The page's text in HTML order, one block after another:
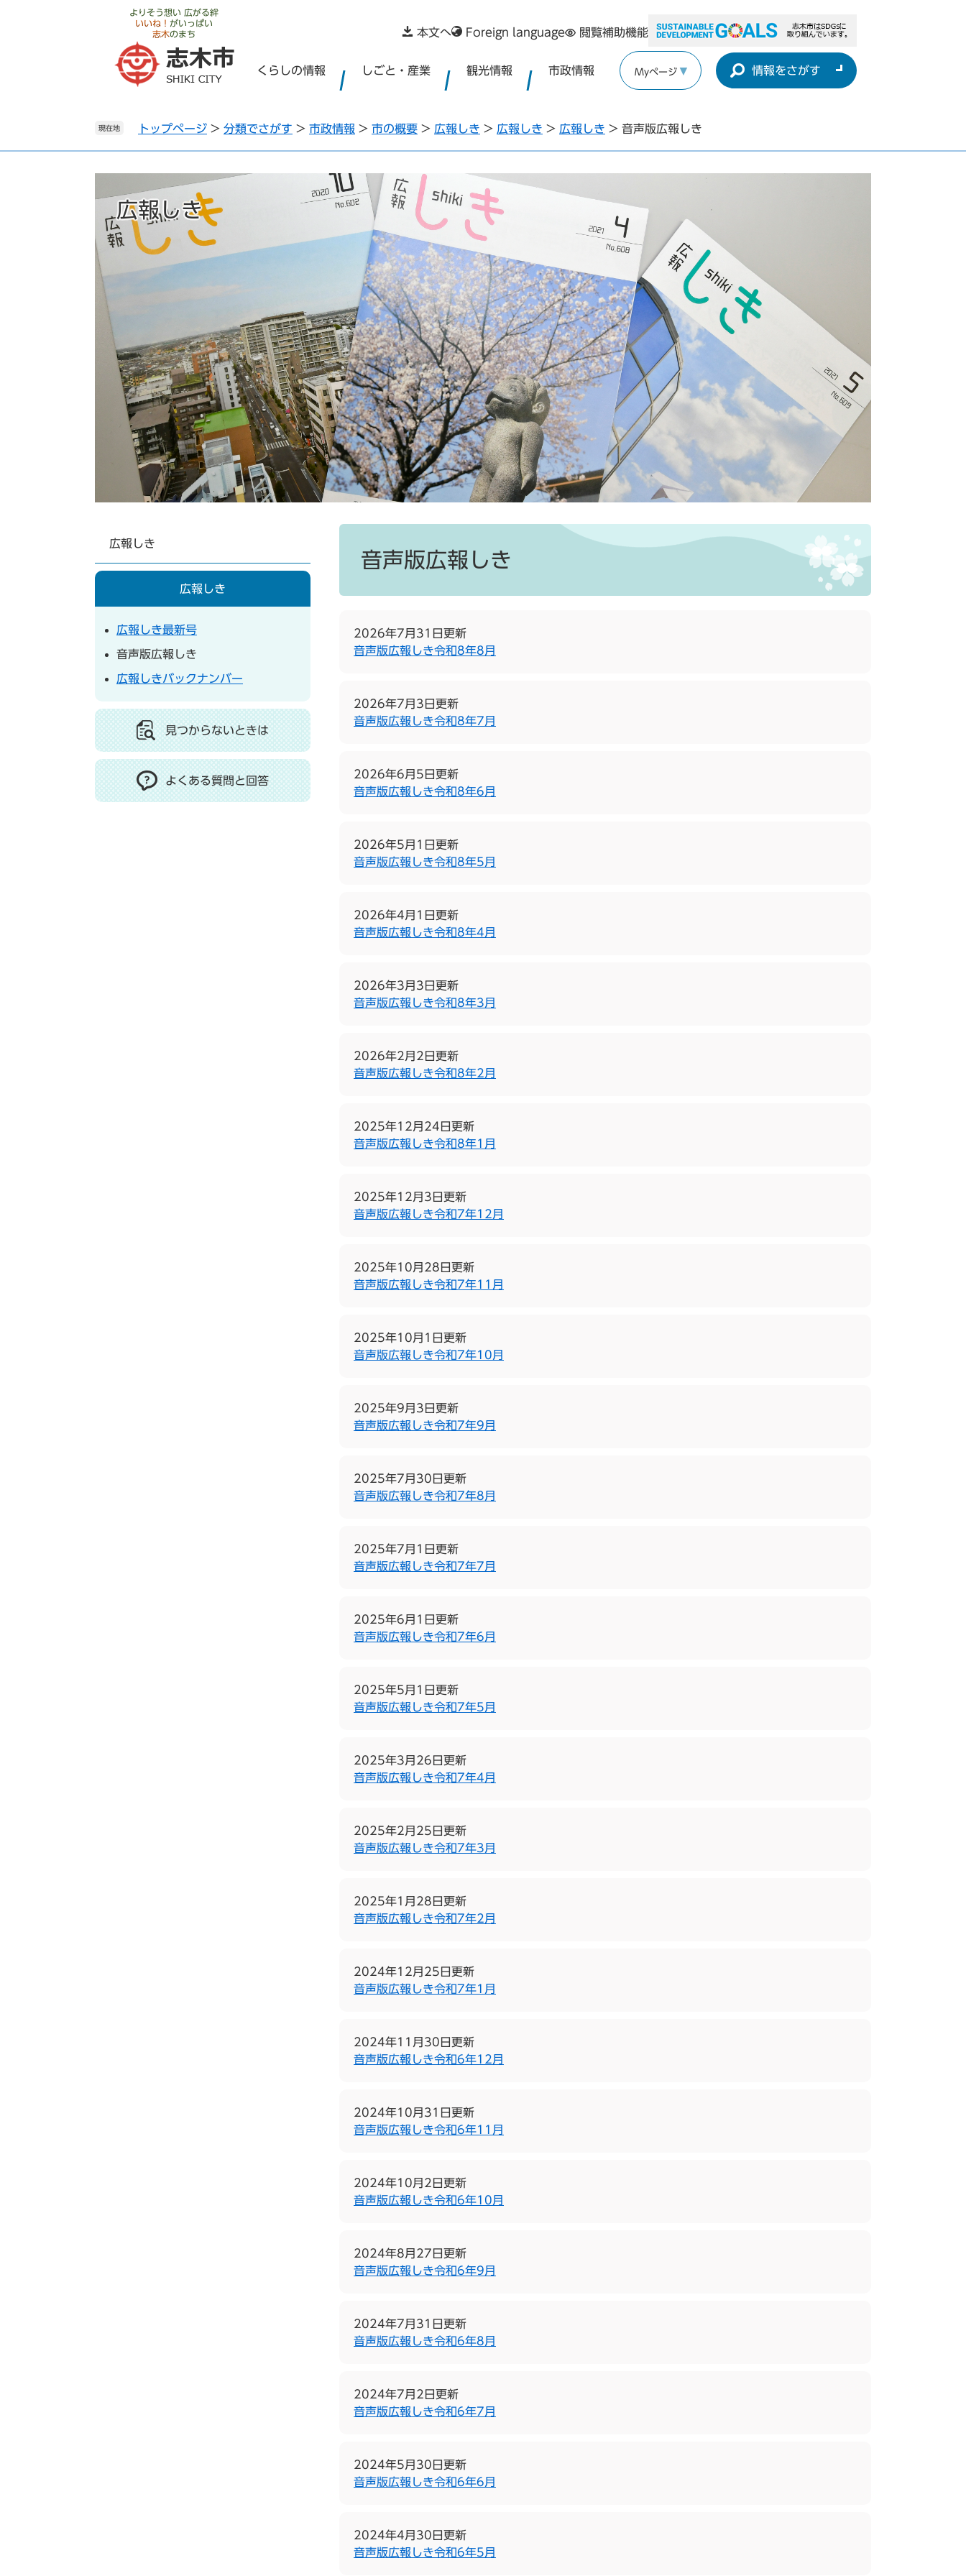
よりそう想い 広がる絆
いいね！ がいっぱい
志木のまち 本文へ Foreign language 閲覧補助機能
くらしの情報 しごと・産業 観光情報 市政情報 Myページ 情報をさがす
現在地 トップページ > 分類でさがす > 市政情報 > 市の概要 > 広報しき > 広報しき > 広報しき > 音声版広報しき
広報しき
音声版広報しき
2026年7月31日更新
音声版広報しき令和8年8月
2026年7月3日更新
音声版広報しき令和8年7月
2026年6月5日更新
音声版広報しき令和8年6月
2026年5月1日更新
音声版広報しき令和8年5月
2026年4月1日更新
音声版広報しき令和8年4月
2026年3月3日更新
音声版広報しき令和8年3月
2026年2月2日更新
音声版広報しき令和8年2月
2025年12月24日更新
音声版広報しき令和8年1月
2025年12月3日更新
音声版広報しき令和7年12月
2025年10月28日更新
音声版広報しき令和7年11月
2025年10月1日更新
音声版広報しき令和7年10月
2025年9月3日更新
音声版広報しき令和7年9月
2025年7月30日更新
音声版広報しき令和7年8月
2025年7月1日更新
音声版広報しき令和7年7月
2025年6月1日更新
音声版広報しき令和7年6月
2025年5月1日更新
音声版広報しき令和7年5月
2025年3月26日更新
音声版広報しき令和7年4月
2025年2月25日更新
音声版広報しき令和7年3月
2025年1月28日更新
音声版広報しき令和7年2月
2024年12月25日更新
音声版広報しき令和7年1月
2024年11月30日更新
音声版広報しき令和6年12月
2024年10月31日更新
音声版広報しき令和6年11月
2024年10月2日更新
音声版広報しき令和6年10月
2024年8月27日更新
音声版広報しき令和6年9月
2024年7月31日更新
音声版広報しき令和6年8月
2024年7月2日更新
音声版広報しき令和6年7月
2024年5月30日更新
音声版広報しき令和6年6月
2024年4月30日更新
音声版広報しき令和6年5月
広報しき
広報しき
広報しき最新号
音声版広報しき
広報しきバックナンバー
見つからないときは
よくある質問と回答